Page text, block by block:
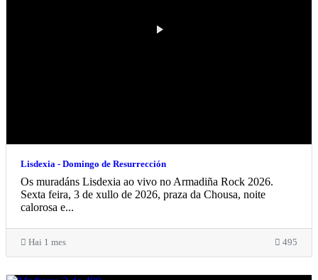
Lisdexia - Domingo de Resurrección
Os muradáns Lisdexia ao vivo no Armadiña Rock 2026.
Sexta feira, 3 de xullo de 2026, praza da Chousa, noite
calorosa e...
Hai 1 mes 495